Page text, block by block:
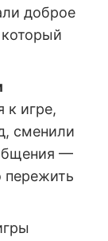
доброе
к игре,
сменили
—
пережить